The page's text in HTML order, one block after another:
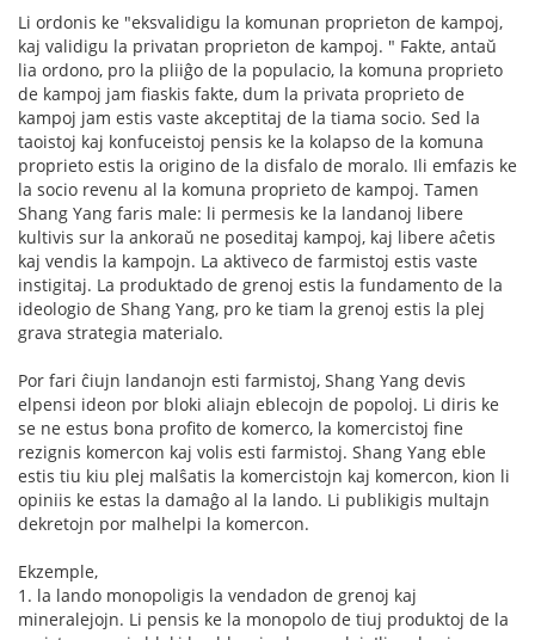
Li ordonis ke "eksvalidigu la komunan proprieton de kampoj,
kaj validigu la privatan proprieton de kampoj. " Fakte, antaŭ
lia ordono, pro la pliiĝo de la populacio, la komuna proprieto
de kampoj jam fiaskis fakte, dum la privata proprieto de
kampoj jam estis vaste akceptitaj de la tiama socio. Sed la
taoistoj kaj konfuceistoj pensis ke la kolapso de la komuna
proprieto estis la origino de la disfalo de moralo. Ili emfazis ke
la socio revenu al la komuna proprieto de kampoj. Tamen
Shang Yang faris male: li permesis ke la landanoj libere
kultivis sur la ankoraŭ ne poseditaj kampoj, kaj libere aĉetis
kaj vendis la kampojn. La aktiveco de farmistoj estis vaste
instigitaj. La produktado de grenoj estis la fundamento de la
ideologio de Shang Yang, pro ke tiam la grenoj estis la plej
grava strategia materialo.
Por fari ĉiujn landanojn esti farmistoj, Shang Yang devis
elpensi ideon por bloki aliajn eblecojn de popoloj. Li diris ke
se ne estus bona profito de komerco, la komercistoj fine
rezignis komercon kaj volis esti farmistoj. Shang Yang eble
estis tiu kiu plej malŝatis la komercistojn kaj komercon, kion li
opiniis ke estas la damaĝo al la lando. Li publikigis multajn
dekretojn por malhelpi la komercon.
Ekzemple,
1. la lando monopoligis la vendadon de grenoj kaj
mineralejojn. Li pensis ke la monopolo de tiuj produktoj de la